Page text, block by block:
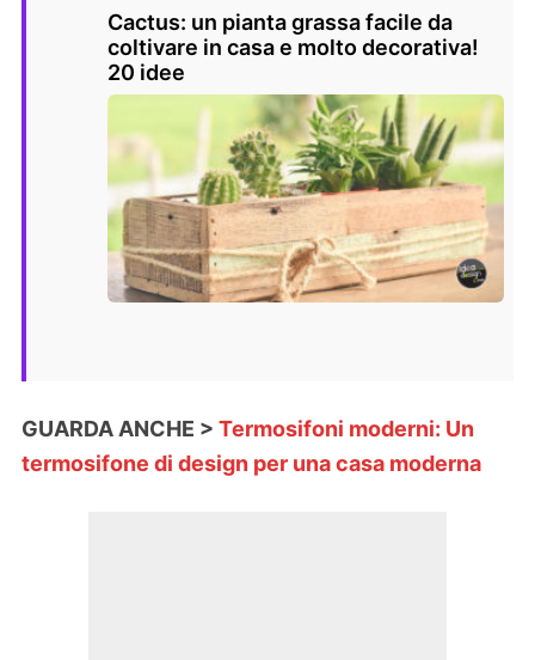
Cactus: un pianta grassa facile da
coltivare in casa e molto decorativa!
20 idee
GUARDA ANCHE > Termosifoni moderni: Un
termosifone di design per una casa moderna